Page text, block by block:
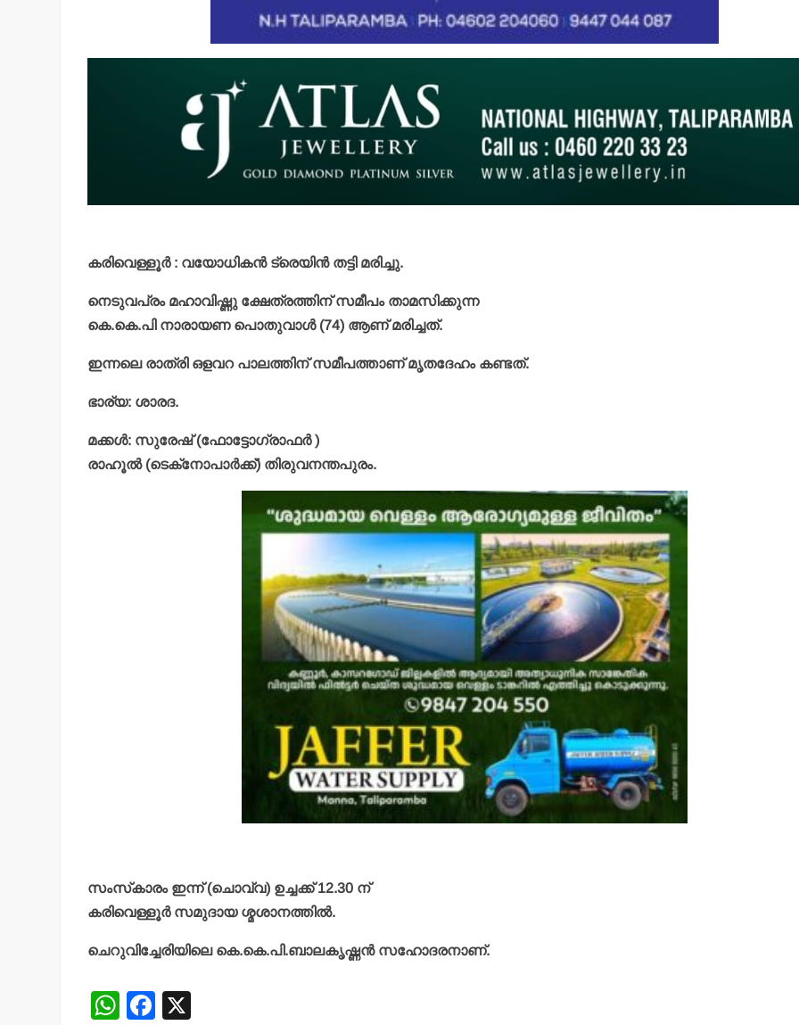
കരിവെള്ളൂര്‍ : വയോധികന്‍ ട്രെയിന്‍ തട്ടി മരിച്ചു.
നെടുവപ്രം മഹാവിഷ്ണു ക്ഷേത്രത്തിന് സമീപം താമസിക്കുന്ന
കെ.കെ.പി നാരായണ പൊതുവാള്‍ (74) ആണ് മരിച്ചത്.
ഇന്നലെ രാത്രി ഒളവറ പാലത്തിന് സമീപത്താണ് മൃതദേഹം കണ്ടത്.
ഭാര്യ: ശാരദ.
മക്കള്‍: സുരേഷ് (ഫോട്ടോഗ്രാഫര്‍ )
രാഹൂല്‍ (ടെക്‌നോപാര്‍ക്ക്) തിരുവനന്തപുരം.
സംസ്‌കാരം ഇന്ന് (ചൊവ്വ) ഉച്ചക്ക് 12.30 ന്
കരിവെള്ളൂര്‍ സമുദായ ശ്മശാനത്തില്‍.
ചെറുവിച്ചേരിയിലെ കെ.കെ.പി.ബാലകൃഷ്ണന്‍ സഹോദരനാണ്.
W
F